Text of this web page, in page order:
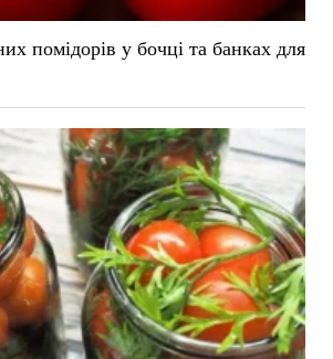
помідорів у бочці та банках для